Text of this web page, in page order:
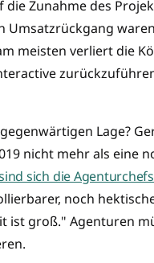
Zunahme des
Umsatzrückgang
meisten verliert die
Lage?
nicht mehr als eine
sich die
noch
ist groß." Agenturen